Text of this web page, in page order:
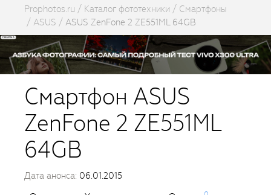
Prophotos.ru Каталог фототехники
Смартфоны
ASUS
ASUS ZenFone 2 ZE551ML 64GB
Смартфон ASUS
ZenFone 2 ZE551ML
64GB
Дата анонса: 06.01.2015